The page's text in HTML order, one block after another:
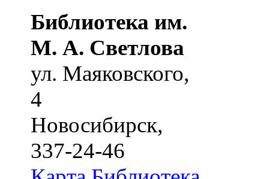
Библиотека им.
М. А. Светлова
ул. Маяковского,
4
Новосибирск,
337-24-46